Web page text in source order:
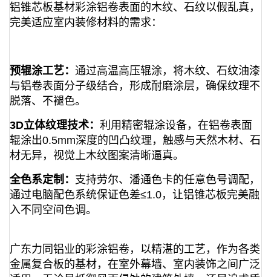
铝锥芯板基材彩涂铝卷表面的木纹、石纹以假乱真，
完美适应室内装修材料的需求：
预辊涂工艺： 通过高温高压辊涂，将木纹、石纹油漆
与铝卷表面分子级结合，形成耐磨涂层，确保纹理不
脱落、不褪色。
3D立体纹理技术： 利用精密辊涂设备，在铝卷表面
辊涂出0.5mm深度的凹凸纹理，触感与天然木材、石
材无异，视觉上木纹图案清晰逼真。
全色系定制： 支持劳尔、潘通色卡的任意色号调配，
通过电脑配色系统保证色差≤1.0，让铝锥芯板完美融
入不同空间色调。
广东力同铝业的彩涂铝卷，以精湛的工艺，作为各类
金属复合板的基材，在室外幕墙、室内装饰之间广泛